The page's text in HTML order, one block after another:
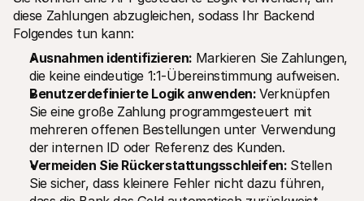
diese Zahlungen abzugleichen, sodass Ihr Backend
Folgendes tun kann:
Ausnahmen identifizieren: Markieren Sie Zahlungen,
die keine eindeutige 1:1-Übereinstimmung aufweisen.
Benutzerdefinierte Logik anwenden: Verknüpfen
Sie eine große Zahlung programmgesteuert mit
mehreren offenen Bestellungen unter Verwendung
der internen ID oder Referenz des Kunden.
Vermeiden Sie Rückerstattungsschleifen: Stellen
Sie sicher, dass kleinere Fehler nicht dazu führen,